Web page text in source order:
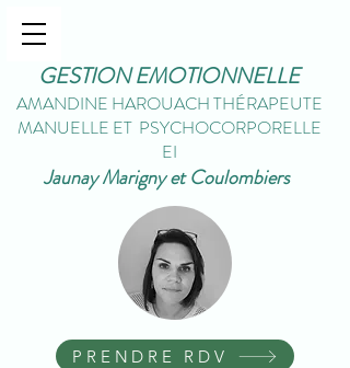
GESTION EMOTIONNELLE
AMANDINE HAROUACH THÉRAPEUTE
MANUELLE ET PSYCHOCORPORELLE
EI
Jaunay Marigny et Coulombiers
PRENDRE RDV